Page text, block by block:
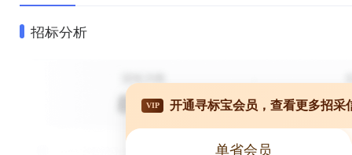
招标分析
VIP 开通寻标宝会员，查看更多招采
单省会员